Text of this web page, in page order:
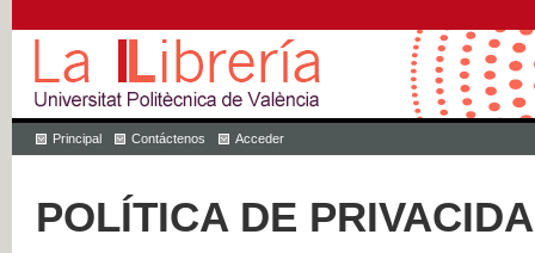
Principal Contáctenos Acceder
POLÍTICA DE